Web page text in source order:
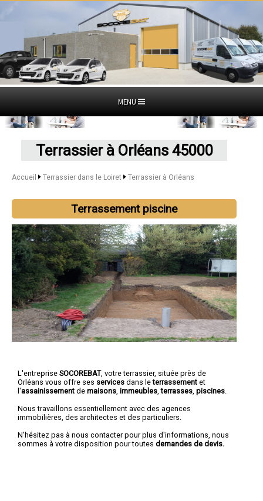
MENU
Terrassier à Orléans 45000
Accueil Terrassier dans le Loiret Terrassier à Orléans
Terrassement piscine
L'entreprise SOCOREBAT, votre terrassier, située près de
Orléans vous offre ses services dans leterrassement et
l'assainissement de maisons immeubles ,terrasses piscines
Nous travaillons essentiellement avec des agences
immobilières, des architectes et des particuliers.
N'hésitez pas à nous contacter pour plus d'informations, nous
sommes à votre disposition pour toutes demandes de devis.